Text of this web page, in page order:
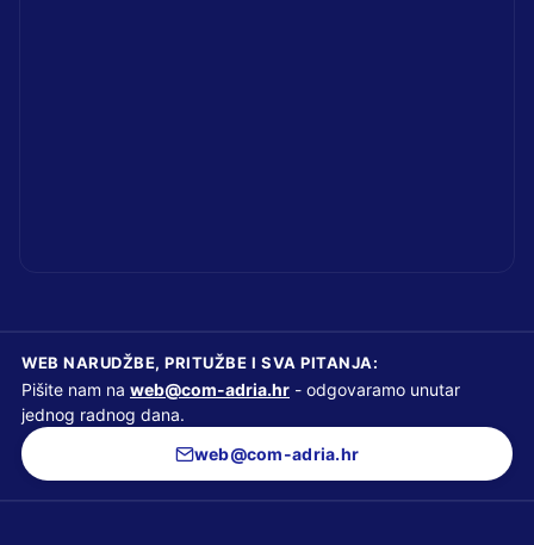
WEB NARUDŽBE, PRITUŽBE I SVA PITANJA:
Pišite nam na web@com-adria.hr - odgovaramo unutar
jednog radnog dana.
web@com-adria.hr